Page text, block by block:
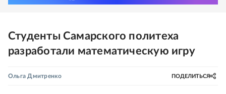
Студенты Самарского политеха
разработали математическую игру
Ольга Дмитренко ПОДЕЛИТЬСЯ